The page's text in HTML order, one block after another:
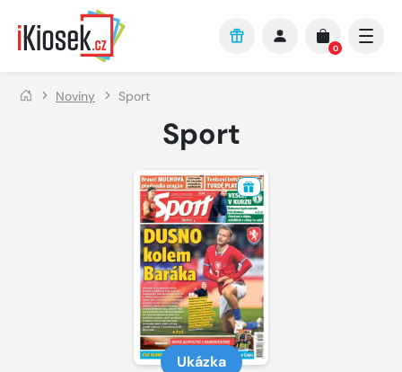
Přejít na hlavní obsah
0
Noviny Sport
Sport
Ukázka